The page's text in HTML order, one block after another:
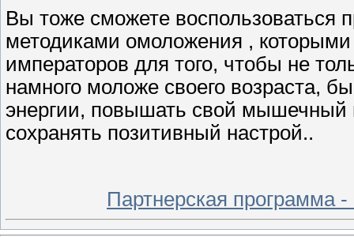
Вы тоже сможете
методиками омоложения ,
императоров для того, чтобы не
намного моложе своего возраста,
энергии, повышать свой мышечный
сохранять позитивный настрой..
Партнерская программа